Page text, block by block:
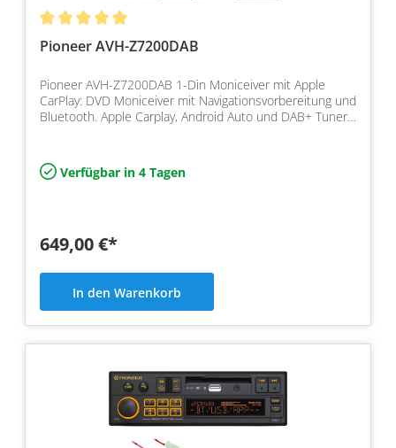
Pioneer AVH-Z7200DAB
Pioneer AVH-Z7200DAB 1-Din Moniceiver mit Apple
CarPlay: DVD Moniceiver mit Navigationsvorbereitung und
Bluetooth. Apple Carplay, Android Auto und DAB+ Tuner
Verfügbar in 4 Tagen
649,00 €*
In den Warenkorb